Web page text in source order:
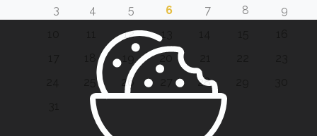
3
4 5 6 7 8
9
12 13
20
26 28